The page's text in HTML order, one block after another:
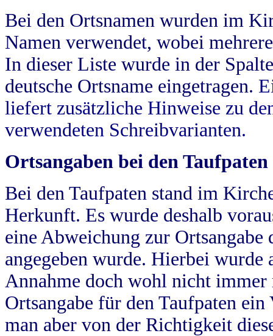
Bei den Ortsnamen wurden im
Namen verwendet, wobei
In dieser Liste wurde in der
deutsche Ortsname eingetragen.
liefert zusätzliche Hinweise zu
verwendeten Schreibvarianten.
Ortsangaben bei den Taufpaten
Bei den Taufpaten stand im
Herkunft. Es wurde deshalb
eine Abweichung zur
angegeben wurde. Hierbei wurde
Annahme doch wohl nicht
Ortsangabe für den Taufpaten
man aber von der Richtigkeit